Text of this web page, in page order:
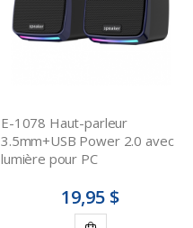
E-1078 Haut-parleur
3.5mm+USB Power 2.0 avec
lumière pour PC
19,95 $